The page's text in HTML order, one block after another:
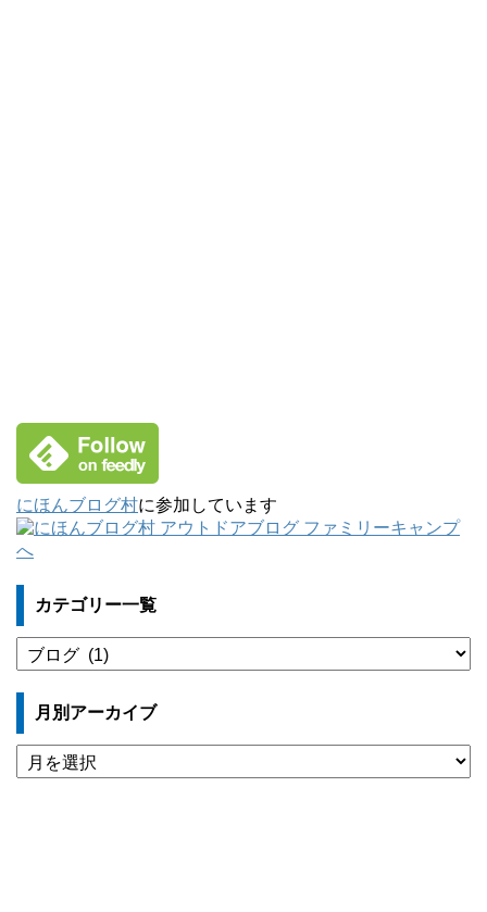
にほんブログ村に参加しています
カテゴリー一覧
カ
テ
ゴ
ー
一
覧
月別アーカイブ
月
別